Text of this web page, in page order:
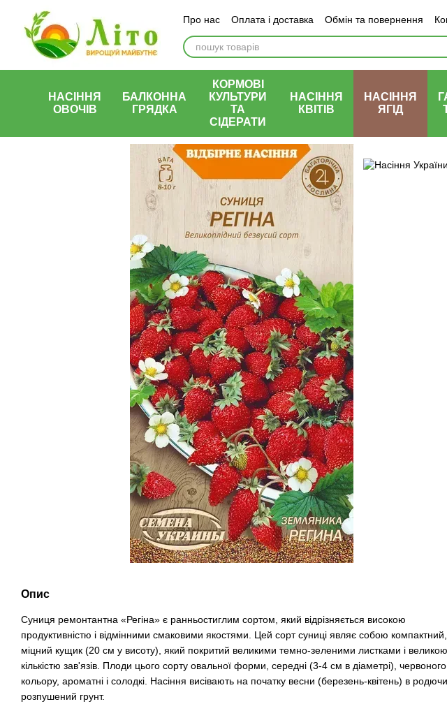
Перейти до основного контенту
Про нас Оплата і доставка Обмін та повернення
НАСІННЯ
ОВОЧІВ
БАЛКОННА
ГРЯДКА
КОРМОВІ
КУЛЬТУРИ
ТА
СІДЕРАТИ
НАСІННЯ
КВІТІВ
НАСІННЯ
ЯГІД
Опис
Суниця ремонтантна «Регіна» є ранньостиглим сортом, який відрізняється високою
продуктивністю і відмінними смаковими якостями. Цей сорт суниці являє собою компактний,
міцний кущик (20 см у висоту), який покритий великими темно-зеленими листками і великою
кількістю зав'язів. Плоди цього сорту овальної форми, середні (3-4 см в діаметрі), червоного
кольору, ароматні і солодкі. Насіння висівають на початку весни (березень-квітень) в
розпушений грунт.